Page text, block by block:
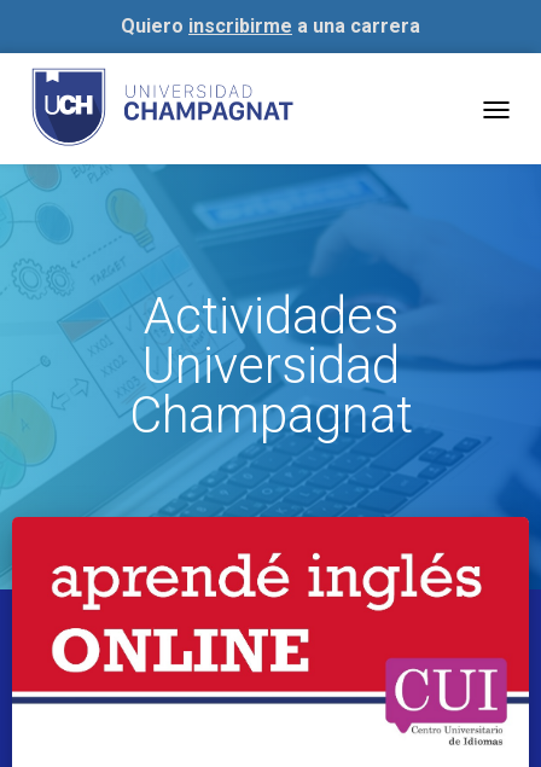
Quiero inscribirme a una carrera
Actividades
Universidad
Champagnat